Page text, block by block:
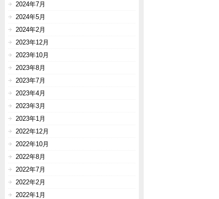
2024年7月
2024年5月
2024年2月
2023年12月
2023年10月
2023年8月
2023年7月
2023年4月
2023年3月
2023年1月
2022年12月
2022年10月
2022年8月
2022年7月
2022年2月
2022年1月